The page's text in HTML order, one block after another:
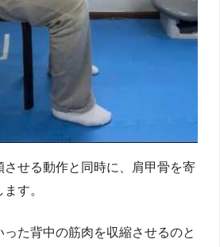
させる動作と同時に、肩甲骨を寄
す。
た背中の筋肉を収縮させるのと